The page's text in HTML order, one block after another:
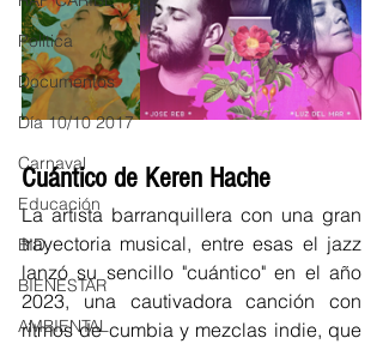
Política
Documentos
Día 10/10 2017
Carnaval
Educación
BID
BIENESTAR
AMBIENTAL
Cuántico de Keren Hache
La artista barranquillera con una gran
trayectoria musical, entre esas el jazz
lanzó su sencillo "cuántico" en el año
2023, una cautivadora canción con
ritmos de cumbia y mezclas indie, que